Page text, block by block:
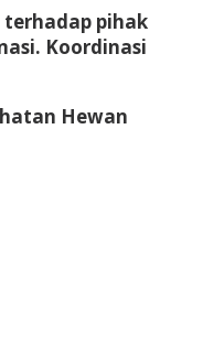
pihak
Koordinasi
Hewan